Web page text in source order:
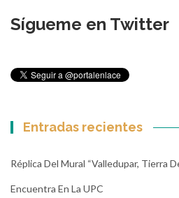
Sígueme en Twitter
Entradas recientes
Réplica Del Mural “Valledupar, Tierra
Encuentra En La UPC